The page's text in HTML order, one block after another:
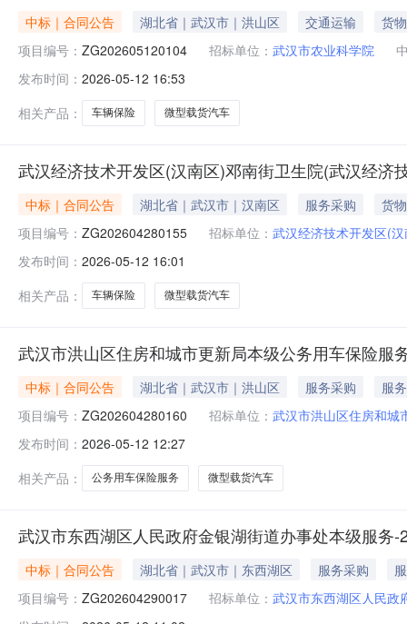
中标｜合同公告 湖北省｜武汉市｜洪山区 交通运输
货物
项目编号： ZG202605120104 招标单位： 武汉市农业科学院
发布时间： 2026-05-12 16:53
相关产品：
车辆保险 微型载货汽车
武汉经济技术开发区(汉南区)邓南街卫生院(武汉经
中标｜合同公告 湖北省｜武汉市｜汉南区 服务采购
货物
项目编号： ZG202604280155 招标单位： 武汉经济技术开发区(
发布时间： 2026-05-12 16:01
相关产品：
车辆保险 微型载货汽车
武汉市洪山区住房和城市更新局本级公务用车保险服
中标｜合同公告 湖北省｜武汉市｜洪山区 服务采购
服务
项目编号： ZG202604280160 招标单位： 武汉市洪山区住房和城
发布时间： 2026-05-12 12:27
相关产品：
公务用车保险服务 微型载货汽车
武汉市东西湖区人民政府金银湖街道办事处本级服务
中标｜合同公告 湖北省｜武汉市｜东西湖区 服务采购
项目编号： ZG202604290017 招标单位： 武汉市东西湖区人民政